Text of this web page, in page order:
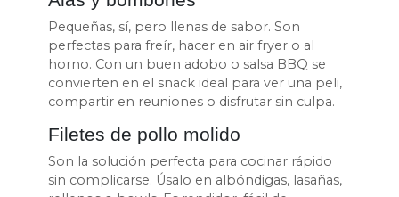
Pequeñas, sí, pero llenas de sabor. Son
perfectas para freír, hacer en air fryer o al
horno. Con un buen adobo o salsa BBQ se
convierten en el snack ideal para ver una peli,
compartir en reuniones o disfrutar sin culpa.
Filetes de pollo molido
Son la solución perfecta para cocinar rápido
sin complicarse. Úsalo en albóndigas, lasañas,